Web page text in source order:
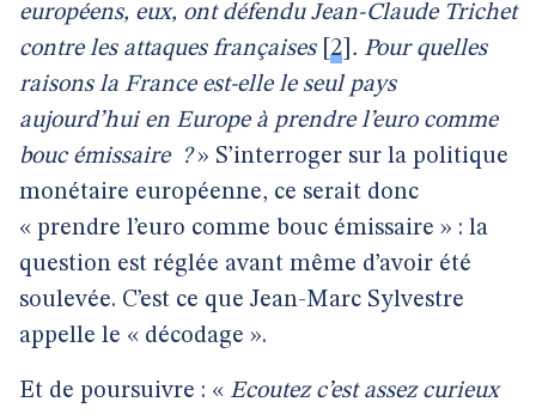
européens, eux, ont défendu Jean-Claude Trichet
contre les attaques françaises[ 2 . Pour quelles
raisons la France est-elle le seul pays
aujourd’hui en Europe à prendre l’euro comme
bouc émissaire
?» S’interroger sur la politique
monétaire européenne, ce serait donc
« prendre l’euro comme bouc émissaire » : la
question est réglée avant même d’avoir été
soulevée. C’est ce que Jean-Marc Sylvestre
appelle le « décodage ».
Et de poursuivre : « Ecoutez c’est assez curieux